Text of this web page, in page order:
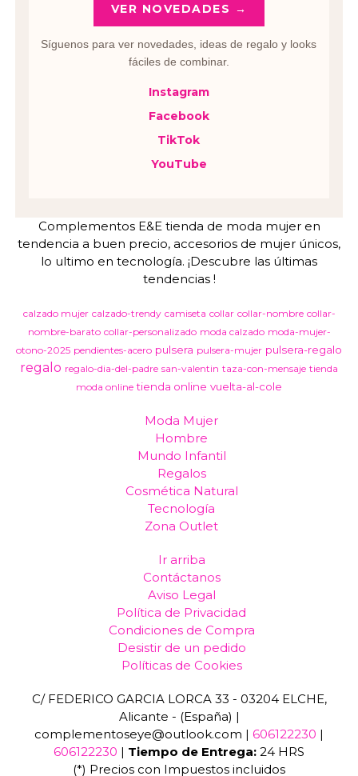
VER NOVEDADES →
Síguenos para ver novedades, ideas de regalo y looks
fáciles de combinar.
Instagram
Facebook
TikTok
YouTube
Complementos E&E tienda de moda mujer en
tendencia a buen precio, accesorios de mujer únicos,
lo ultimo en tecnología. ¡Descubre las últimas
tendencias !
calzado mujer calzado-trendy camiseta collar collar-nombre collar-
nombre-barato collar-personalizado moda calzado moda-mujer-
otono-2025 pendientes-acero pulsera pulsera-mujer pulsera-regalo
regalo regalo-dia-del-padre san-valentin taza-con-mensaje tienda
moda online tienda online vuelta-al-cole
Moda Mujer
Hombre
Mundo Infantil
Regalos
Cosmética Natural
Tecnología
Zona Outlet
Ir arriba
Contáctanos
Aviso Legal
Política de Privacidad
Condiciones de Compra
Desistir de un pedido
Políticas de Cookies
C/ FEDERICO GARCIA LORCA 33 - 03204 ELCHE,
Alicante - (España) |
complementoseye@outlook.com | 606122230 |
606122230 | Tiempo de Entrega: 24 HRS
(*) Precios con Impuestos incluidos